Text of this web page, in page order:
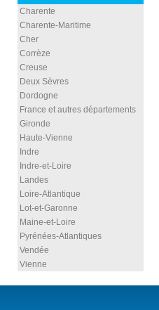
Charente
Charente-Maritime
Cher
Corrèze
Creuse
Deux Sèvres
Dordogne
France et autres départements
Gironde
Haute-Vienne
Indre
Indre-et-Loire
Landes
Loire-Atlantique
Lot-et-Garonne
Maine-et-Loire
Pyrénées-Atlantiques
Vendée
Vienne